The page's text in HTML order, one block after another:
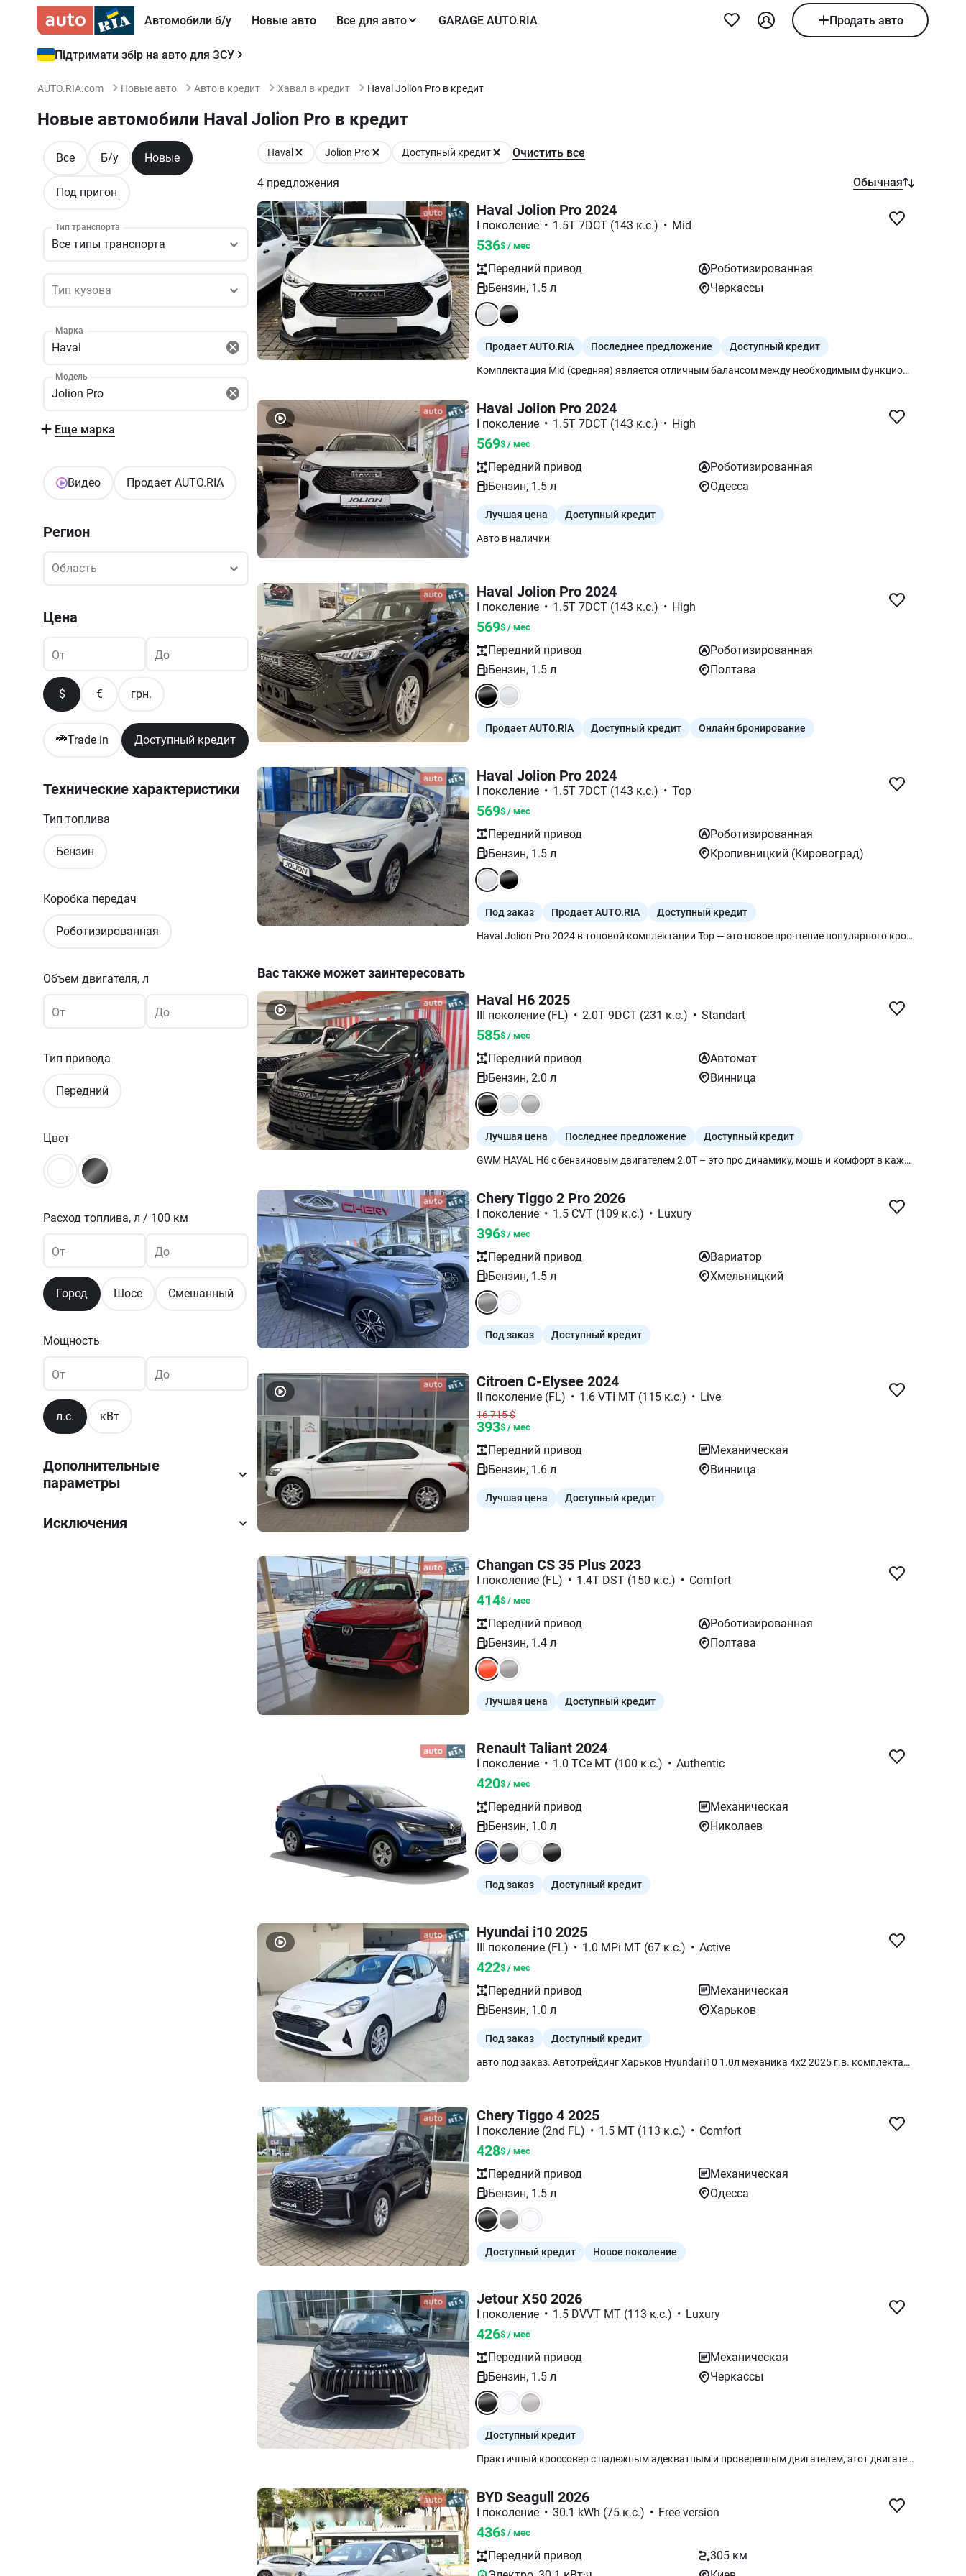
Автомобили б/у Новые авто Все для авто GARAGE AUTO.RIA Продать авто
Підтримати збір на авто для ЗСУ
AUTO.RIA.com Новые авто Авто в кредит Хавал в кредит Haval Jolion Pro в кредит
Новые автомобили Haval Jolion Pro в кредит
Все Б/у Новые
Под пригон
Тип транспорта
Все типы транспорта
Тип кузова
Тип кузова
Марка
Haval
Модель
Jolion Pro
Еще марка
Видео Продает AUTO.RIA
Регион
Область
Область
Цена
От До
$ € грн.
🚗Trade in Доступный кредит
Технические характеристики
Тип топлива
Бензин
Коробка передач
Роботизированная
Объем двигателя, л
От До
Тип привода
Передний
Цвет
Расход топлива, л / 100 км
От До
Город Шосе Смешанный
Мощность
От До
л.с. кВт
Дополнительные
параметры
Исключения
Haval Jolion Pro Доступный кредит Очистить все
4 предложения Обычная
Haval Jolion Pro 2024
I поколение • 1.5T 7DCT (143 к.с.) • Mid
536$ / мес
Передний привод
Роботизированная
Бензин, 1.5 л Черкассы
Продает AUTO.RIA Последнее предложение Доступный кредит
Комплектация Mid (средняя) является отличным балансом между необходимым функционалом, комфортом и доступностью. Она предлагает значительно больше, чем базовая версия, но сохраняет ключевые преимущества обновленной модели Jolion Pro
Haval Jolion Pro 2024
I поколение • 1.5T 7DCT (143 к.с.) • High
569$ / мес
Передний привод
Роботизированная
Бензин, 1.5 л Одесса
Лучшая цена Доступный кредит
Авто в наличии
Haval Jolion Pro 2024
I поколение • 1.5T 7DCT (143 к.с.) • High
569$ / мес
Передний привод
Роботизированная
Бензин, 1.5 л Полтава
Продает AUTO.RIA Доступный кредит Онлайн бронирование
Haval Jolion Pro 2024
I поколение • 1.5T 7DCT (143 к.с.) • Top
569$ / мес
Передний привод
Роботизированная
Бензин, 1.5 л Кропивницкий (Кировоград)
Под заказ Продает AUTO.RIA Доступный кредит
Haval Jolion Pro 2024 в топовой комплектации Top — это новое прочтение популярного кроссовера, который получил приставку «Pro» за улучшенную эргономику, более агрессивный дизайн и еще более высокий уровень технологического оснащения. Турбодвигатель 1.5T на 143 л.с. в сочетании с роботом 7DCT с мокрым сцеплением обеспечивает оптимальный баланс между городской динамикой и топливной эффективностью. Главная ценность версии Top для покупателя заключается в впечатляющей концентрации современных опций, которые обычно встречаются в авто премиум-класса: Интеллектуальный драйв: Полный пакет систем активной безопасности и помощи водителю, включая адаптивный круиз-контроль, систему удержания в полосе и автоматическое экстренное торможение. Цифровой комфорт: Самый большой в линейке сенсорный дисплей мультимедиа с высоким разрешением, проекционный экран на лобовое стекло (HUD) и беспроводная зарядка для смартфона. Эффектная внешность: Версия Pro отличается новой вертикальной решеткой радиатора и спортивным обвесом, что в сочетании с полностью светодиодной оптикой придает автомобилю дерзкий и современный вид. Комфорт без границ: Камеры кругового обзора 360°, панорамная крыша, вентиляция водительского сиденья и двухзонный климат-контроль создают атмосферу максимального уюта для всех пассажиров. Выбирая Haval Jolion Pro в исполнении Top, вы получаете один из наиболее «укомплектованных» кроссоверов на рынке за свою цену. Это рациональная инвестиция в автомобиль, который предлагает официальную гарантию, высокую функциональность и статусный вид, удовлетворяя потребности даже самого взыскательного пользователя гаджетов на колесах.
Вас также может заинтересовать
Haval H6 2025
III поколение (FL) • 2.0T 9DCT (231 к.с.) • Standart
585$ / мес
Передний привод
Автомат
Бензин, 2.0 л Винница
Лучшая цена Последнее предложение Доступный кредит
GWM HAVAL H6 с бензиновым двигателем 2.0T – это про динамику, мощь и комфорт в каждой поездке. Автомобиль, созданный для новых впечатлений! Разгон 0–100 км/ч всего за 7,3 секунды. Мощность 231 л.с., 380 Нм. Светодиодные и противотуманные фары и 19-дюймовые алюминиевые диски, которые подчеркивают динамический характер.
Chery Tiggo 2 Pro 2026
I поколение • 1.5 CVT (109 к.с.) • Luxury
396$ / мес
Передний привод
Вариатор
Бензин, 1.5 л Хмельницкий
Под заказ Доступный кредит
Citroen C-Elysee 2024
II поколение (FL) • 1.6 VTI MT (115 к.с.) • Live
16 715$
393$ / мес
Передний привод
Механическая
Бензин, 1.6 л Винница
Лучшая цена Доступный кредит
Changan CS 35 Plus 2023
I поколение (FL) • 1.4T DST (150 к.с.) • Comfort
414$ / мес
Передний привод
Роботизированная
Бензин, 1.4 л Полтава
Лучшая цена Доступный кредит
Renault Taliant 2024
I поколение • 1.0 TCe MT (100 к.с.) • Authentic
420$ / мес
Передний привод
Механическая
Бензин, 1.0 л Николаев
Под заказ Доступный кредит
Hyundai i10 2025
III поколение (FL) • 1.0 MPi MT (67 к.с.) • Active
422$ / мес
Передний привод
Механическая
Бензин, 1.0 л Харьков
Под заказ Доступный кредит
авто под заказ. Автотрейдинг Харьков Hyundai i10 1.0л механика 4х2 2025 г.в. комплектация-Active, цвет салона-серый, цвет авто-белый. приобрести возможно: -за готику -у кредит -есть лизинг -есть трейд ин - есть доставка по Украине (за отдельную плату) Ждем Вас.
Chery Tiggo 4 2025
I поколение (2nd FL) • 1.5 MT (113 к.с.) • Comfort
428$ / мес
Передний привод
Механическая
Бензин, 1.5 л Одесса
Доступный кредит Новое поколение
Jetour X50 2026
I поколение • 1.5 DVVT MT (113 к.с.) • Luxury
426$ / мес
Передний привод
Механическая
Бензин, 1.5 л Черкассы
Доступный кредит
Практичный кроссовер с надежным адекватным и проверенным двигателем, этот двигатель уже ставился на многие модели (чугунный блок, цепной привод). Автомобиль реально динамичный, плюс имеет малый расход топлива. Хорошая комплектация, подогревы и много других полезных опций. Оцинкованные элементы кузова. Приглашаем на знакомство в автосалон. Этот автомобиль — это выгодное сочетание цены, качества и опций. Звоните, интересуйтесь, предоставим дополнительную консультацию.
BYD Seagull 2026
I поколение • 30.1 kWh (75 к.с.) • Free version
436$ / мес
Передний привод
305 км